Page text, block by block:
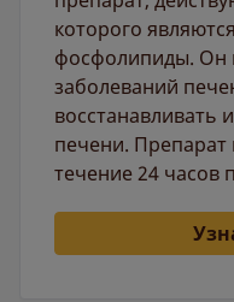
которого
фосфолипиды. Он
заболеваний
восстанавливать
печени. Препарат
течение 24 часов